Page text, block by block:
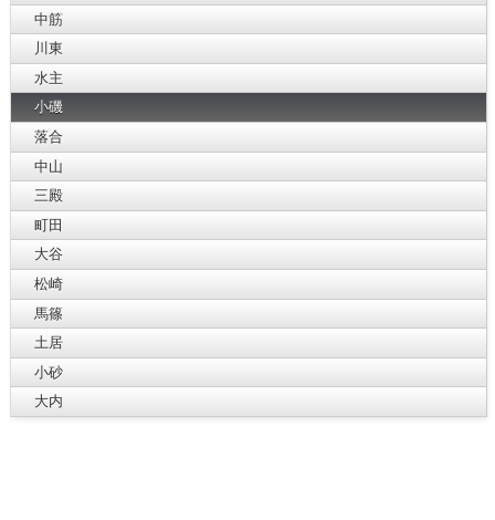
中筋
川東
水主
小磯
落合
中山
三殿
町田
大谷
松崎
馬篠
土居
小砂
大内